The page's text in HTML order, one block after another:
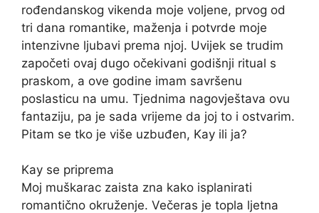
rođendanskog vikenda moje voljene, prvog od
tri dana romantike, maženja i potvrde moje
intenzivne ljubavi prema njoj. Uvijek se trudim
započeti ovaj dugo očekivani godišnji ritual s
praskom, a ove godine imam savršenu
poslasticu na umu. Tjednima nagovještava ovu
fantaziju, pa je sada vrijeme da joj to i ostvarim.
Pitam se tko je više uzbuđen, Kay ili ja?
Kay se priprema
Moj muškarac zaista zna kako isplanirati
romantično okruženje. Večeras je topla ljetna